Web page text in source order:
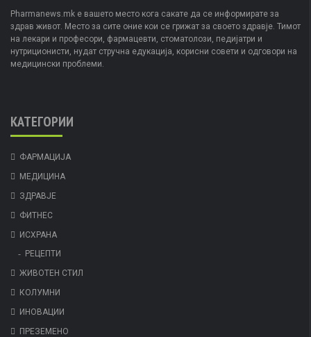
Pharmanews.mk е вашето место кога сакате да се информирате за
здрав живот. Место за сите оние кои се грижат за своето здравје. Тимот
на лекари и професори, фармацевти, стоматолози, педијатри и
нутриционисти, нудат стручна едукација, корисни совети и одговори на
медицински проблеми.
КАТЕГОРИИ
ФАРМАЦИЈА
МЕДИЦИНА
ЗДРАВЈЕ
ФИТНЕС
ИСХРАНА
РЕЦЕПТИ
ЖИВОТЕН СТИЛ
КОЛУМНИ
ИНОВАЦИИ
ПРЕЗЕМЕНО